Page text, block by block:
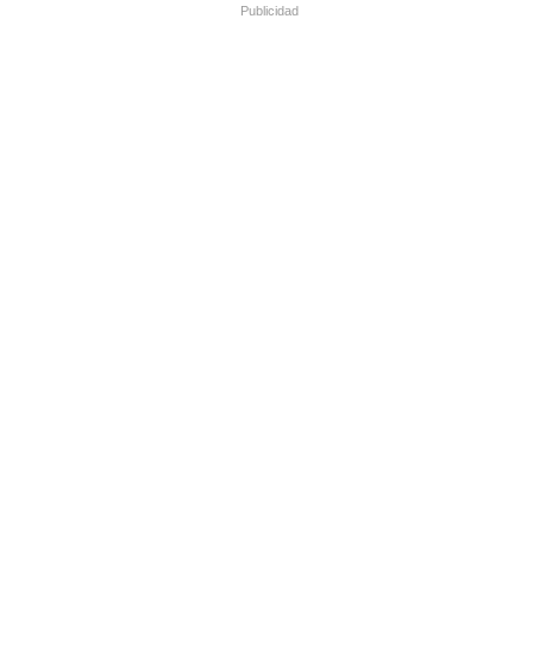
Publicidad